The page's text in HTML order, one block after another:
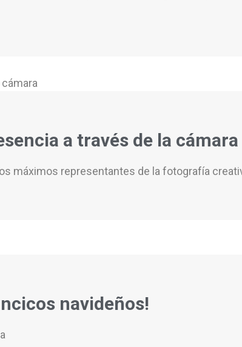
a través de la cámara
máximos representantes de la fotografía
navideños!